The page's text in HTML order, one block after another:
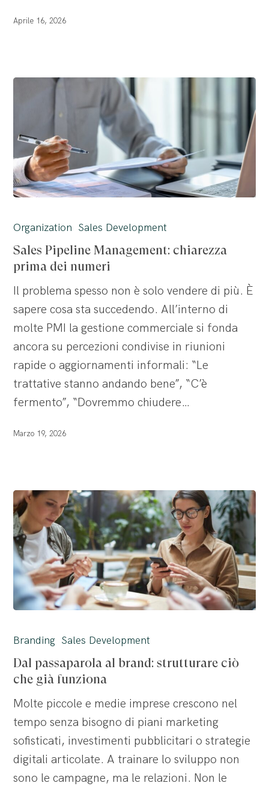
Aprile 16, 2026
Pipeline
Management:
chiarezza
dei
numeri
Organization Sales Development
Sales Pipeline Management: chiarezza
prima dei numeri
Il problema spesso non è solo vendere di più. È
sapere cosa sta succedendo. All’interno di
molte PMI la gestione commerciale si fonda
ancora su percezioni condivise in riunioni
rapide o aggiornamenti informali: “Le
trattative stanno andando bene”, “C’è
fermento”, “Dovremmo chiudere…
Marzo 19, 2026
passaparola
al
brand:
ciò
che
già
funziona
Branding Sales Development
Dal passaparola al brand: strutturare ciò
che già funziona
Molte piccole e medie imprese crescono nel
tempo senza bisogno di piani marketing
sofisticati, investimenti pubblicitari o strategie
digitali articolate. A trainare lo sviluppo non
sono le campagne, ma le relazioni. Non le